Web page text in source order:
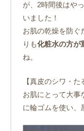
が、2時間後はや
いました！
お肌の乾燥を防ぐ
りも化粧水の方が
ね。
【真皮のシワ・た
お肌にとって大事
に輪ゴムを使い、